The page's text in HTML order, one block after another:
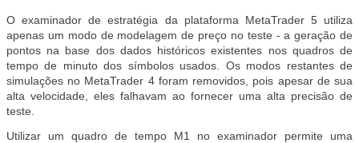
O examinador de estratégia da plataforma MetaTrader 5 utiliza
apenas um modo de modelagem de preço no teste - a geração de
pontos na base dos dados históricos existentes nos quadros de
tempo de minuto dos símbolos usados. Os modos restantes de
simulações no MetaTrader 4 foram removidos, pois apesar de sua
alta velocidade, eles falhavam ao fornecer uma alta precisão de
teste.
Utilizar um quadro de tempo M1 no examinador permite uma